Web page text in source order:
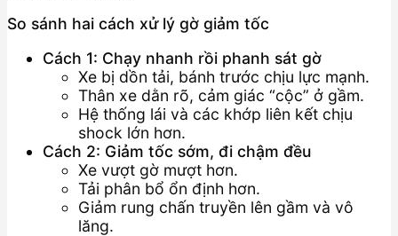
So sánh hai cách xử lý gờ giảm tốc
Cách 1: Chạy nhanh rồi phanh sát gờ
Xe bị dồn tải, bánh trước chịu lực mạnh.
Thân xe dằn rõ, cảm giác “cộc” ở gầm.
Hệ thống lái và các khớp liên kết chịu
shock lớn hơn.
Cách 2: Giảm tốc sớm, đi chậm đều
Xe vượt gờ mượt hơn.
Tải phân bổ ổn định hơn.
Giảm rung chấn truyền lên gầm và vô
lăng.